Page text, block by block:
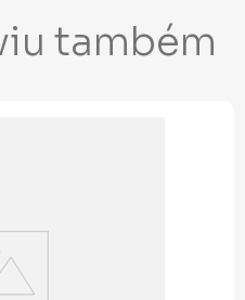
também